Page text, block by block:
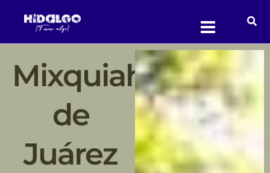
Mixquiahuala
de
Juárez